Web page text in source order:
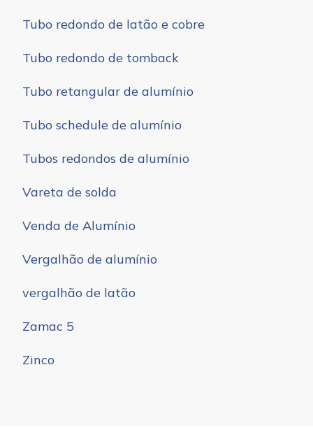
Tubo redondo de latão e cobre
Tubo redondo de tomback
Tubo retangular de alumínio
Tubo schedule de alumínio
Tubos redondos de alumínio
Vareta de solda
Venda de Alumínio
Vergalhão de alumínio
vergalhão de latão
Zamac 5
Zinco